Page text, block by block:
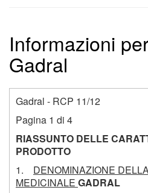
Informazioni
Gadral
Gadral - RCP 11/12
Pagina 1 di 4
RIASSUNTO DELLE
PRODOTTO
1. DENOMINAZIONE
MEDICINALE GADRAL